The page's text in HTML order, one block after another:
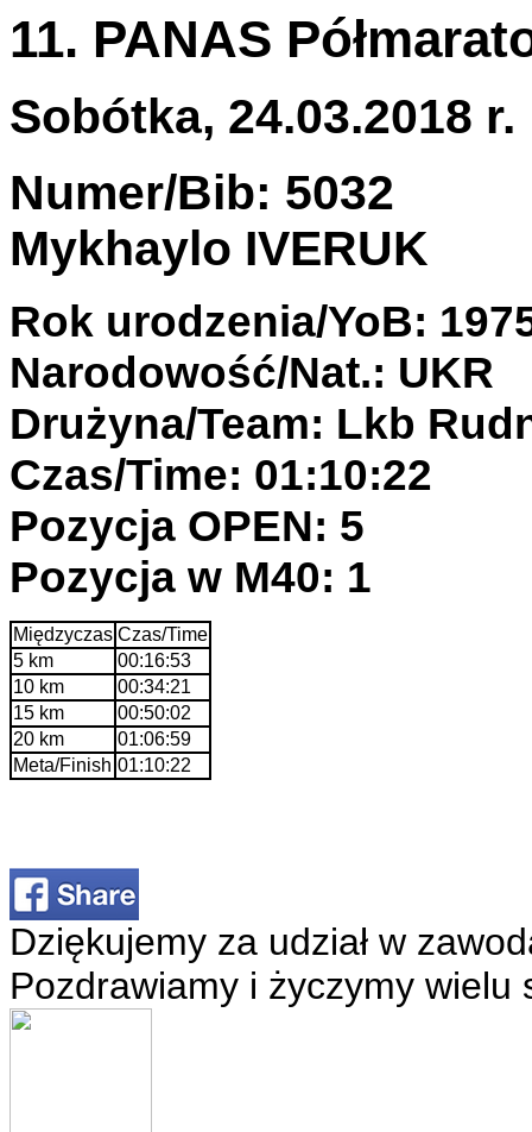
11. PANAS
Sobótka, 24.03.2018 r.
Numer/Bib: 5032
Mykhaylo IVERUK
Rok urodzenia/YoB:
Narodowość/Nat.: UKR
Drużyna/Team: Lkb
Czas/Time: 01:10:22
Pozycja OPEN: 5
Pozycja w M40: 1
Międzyczas Czas/Time
5 km
00:16:53
10 km
00:34:21
15 km
00:50:02
20 km
01:06:59
Meta/Finish 01:10:22
Dziękujemy za udział w
Pozdrawiamy i życzymy wielu